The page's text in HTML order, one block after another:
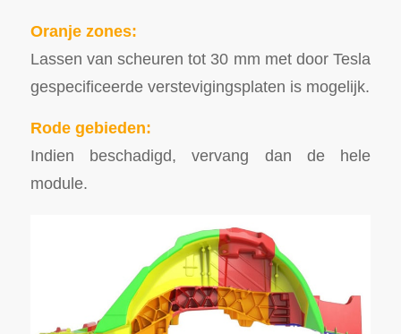
Oranje zones:
Lassen van scheuren tot 30 mm met door Tesla
gespecificeerde verstevigingsplaten is mogelijk.
Rode gebieden:
Indien beschadigd, vervang dan de hele
module.